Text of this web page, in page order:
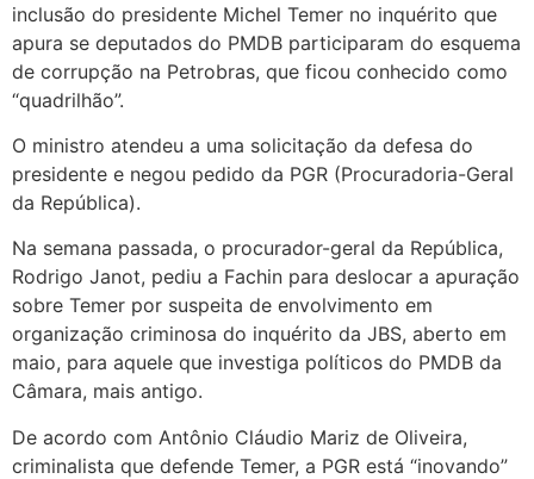
inclusão do presidente Michel Temer no inquérito que
apura se deputados do PMDB participaram do esquema
de corrupção na Petrobras, que ficou conhecido como
“quadrilhão”.
O ministro atendeu a uma solicitação da defesa do
presidente e negou pedido da PGR (Procuradoria-Geral
da República).
Na semana passada, o procurador-geral da República,
Rodrigo Janot, pediu a Fachin para deslocar a apuração
sobre Temer por suspeita de envolvimento em
organização criminosa do inquérito da JBS, aberto em
maio, para aquele que investiga políticos do PMDB da
Câmara, mais antigo.
De acordo com Antônio Cláudio Mariz de Oliveira,
criminalista que defende Temer, a PGR está “inovando”